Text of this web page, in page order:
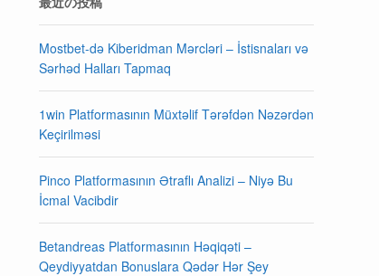
Mostbet-də Kiberidman Mərcləri – İstisnaları və
Sərhəd Halları Tapmaq
1win Platformasının Müxtəlif Tərəfdən Nəzərdən
Keçirilməsi
Pinco Platformasının Ətraflı Analizi – Niyə Bu
İcmal Vacibdir
Betandreas Platformasının Həqiqəti –
Qeydiyyatdan Bonuslara Qədər Hər Şey